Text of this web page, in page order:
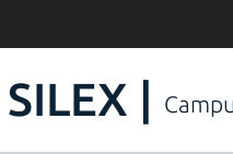
SILEX |